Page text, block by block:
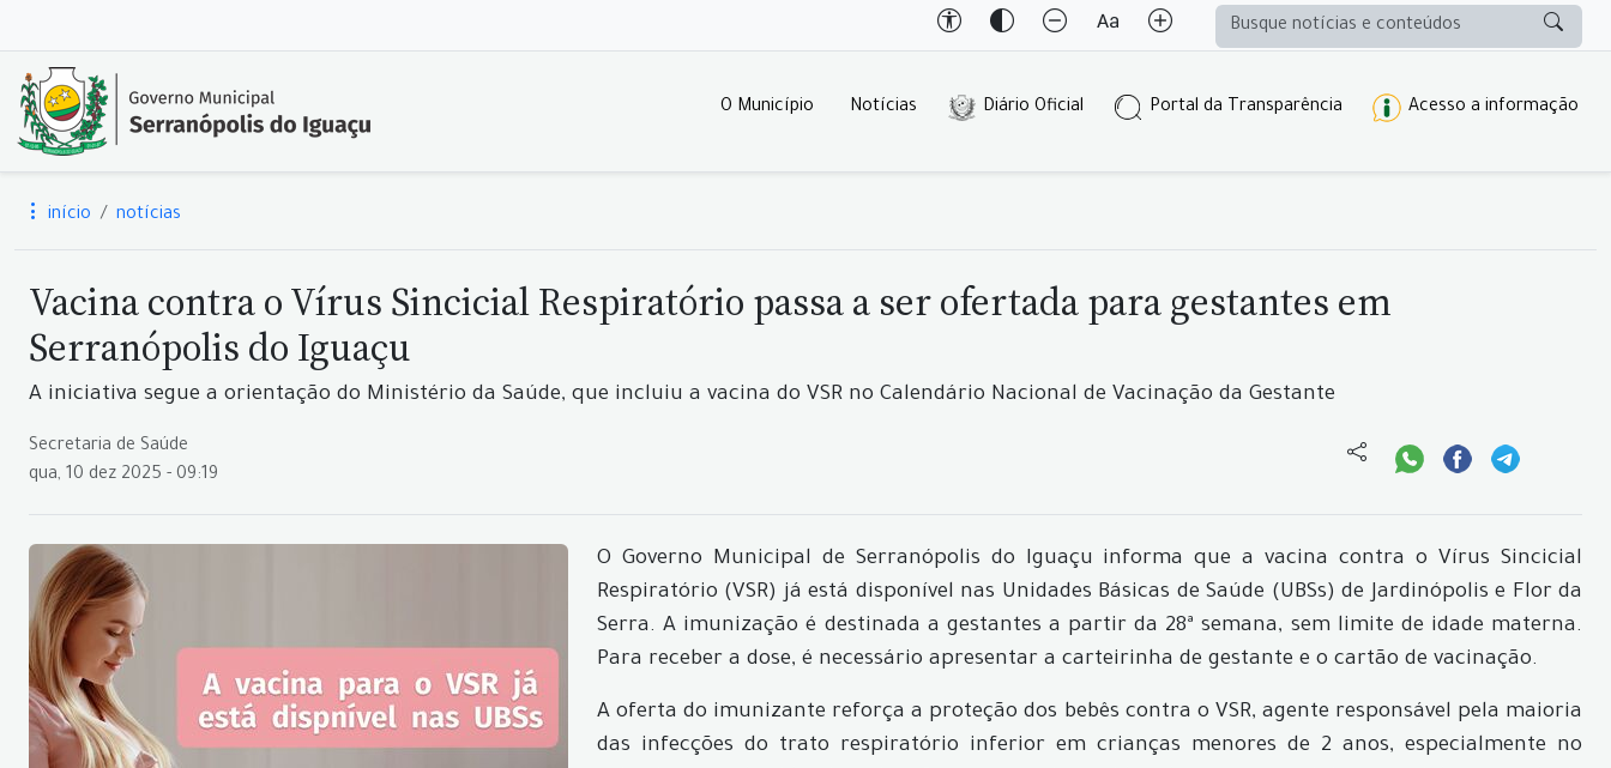
O Município Notícias Diário Oficial Portal da Transparência Acesso a informação
início notícias
Vacina contra o Vírus Sincicial Respiratório passa a ser ofertada para gestantes em
Serranópolis do Iguaçu
A iniciativa segue a orientação do Ministério da Saúde, que incluiu a vacina do VSR no Calendário Nacional de Vacinação da Gestante
Secretaria de Saúde
qua, 10 dez 2025 - 09:19
O Governo Municipal de Serranópolis do Iguaçu informa que a vacina contra o Vírus Sincicial
Respiratório (VSR) já está disponível nas Unidades Básicas de Saúde (UBSs) de Jardinópolis e Flor da
Serra. A imunização é destinada a gestantes a partir da 28ª semana, sem limite de idade materna.
Para receber a dose, é necessário apresentar a carteirinha de gestante e o cartão de vacinação.
A oferta do imunizante reforça a proteção dos bebês contra o VSR, agente responsável pela maioria
das infecções do trato respiratório inferior em crianças menores de 2 anos, especialmente no